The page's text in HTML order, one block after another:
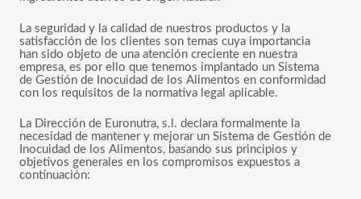
La seguridad y la calidad de nuestros productos y la
satisfacción de los clientes son temas cuya importancia
han sido objeto de una atención creciente en nuestra
empresa, es por ello que tenemos implantado un Sistema
de Gestión de Inocuidad de los Alimentos en conformidad
con los requisitos de la normativa legal aplicable.
La Dirección de Euronutra, s.l. declara formalmente la
necesidad de mantener y mejorar un Sistema de Gestión de
Inocuidad de los Alimentos, basando sus principios y
objetivos generales en los compromisos expuestos a
continuación: